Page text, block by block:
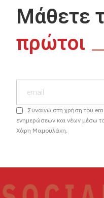
Μάθετε
πρώτοι
Συναινώ στη χρήση του
ενημερώσεων και νέων μέσω
Χάρη Μαμουλάκη.